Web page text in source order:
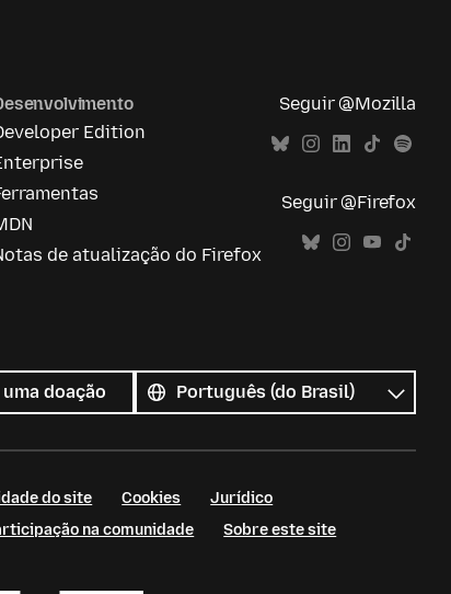
Edition
de atualização do Firefox
Seguir @Mozilla
Seguir @Firefox
uma doação
os
idiomas
Idioma
do site Cookies
Jurídico
na comunidade
Sobre este site